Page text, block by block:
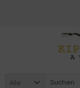
Alle